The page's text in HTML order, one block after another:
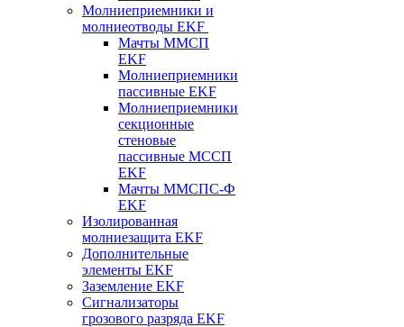
Молниеприемники и
молниеотводы EKF
Мачты ММСП
EKF
Молниеприемники
пассивные EKF
Молниеприемники
секционные
стеновые
пассивные МССП
EKF
Мачты ММСПС-Ф
EKF
Изолированная
молниезащита EKF
Дополнительные
элементы EKF
Заземление EKF
Сигнализаторы
грозового разряда EKF